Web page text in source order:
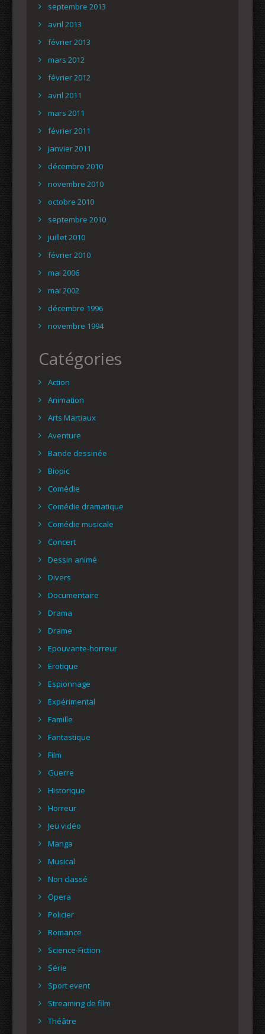
septembre 2013
avril 2013
février 2013
mars 2012
février 2012
avril 2011
mars 2011
février 2011
janvier 2011
décembre 2010
novembre 2010
octobre 2010
septembre 2010
juillet 2010
février 2010
mai 2006
mai 2002
décembre 1996
novembre 1994
Catégories
Action
Animation
Arts Martiaux
Aventure
Bande dessinée
Biopic
Comédie
Comédie dramatique
Comédie musicale
Concert
Dessin animé
Divers
Documentaire
Drama
Drame
Epouvante-horreur
Erotique
Espionnage
Expérimental
Famille
Fantastique
Film
Guerre
Historique
Horreur
Jeu vidéo
Manga
Musical
Non classé
Opera
Policier
Romance
Science-Fiction
Série
Sport event
Streaming de film
Théâtre